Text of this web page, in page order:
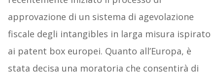
approvazione di un sistema di agevolazione
fiscale degli intangibles in larga misura ispirato
ai patent box europei. Quanto all’Europa, è
stata decisa una moratoria che consentirà di